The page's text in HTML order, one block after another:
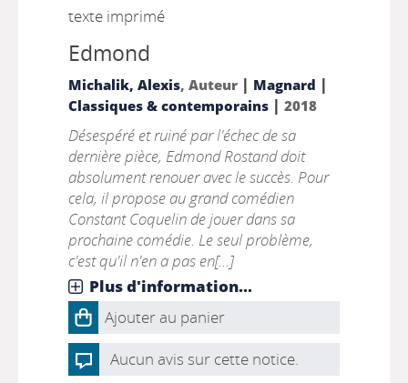
texte imprimé
Edmond
Michalik, Alexis, Auteur | Magnard |
Classiques & contemporains| 2018
Désespéré et ruiné par l'échec de sa
dernière pièce, Edmond Rostand doit
absolument renouer avec le succès. Pour
cela, il propose au grand comédien
Constant Coquelin de jouer dans sa
prochaine comédie. Le seul problème,
c'est qu'il n'en a pas en[...]
Plus d'information...
Ajouter au panier
Aucun avis sur cette notice.